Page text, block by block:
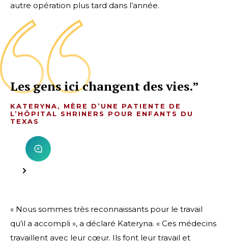
autre opération plus tard dans l’année.
Les gens ici changent des vies.
KATERYNA, MÈRE D’UNE PATIENTE DE
L’HÔPITAL SHRINERS POUR ENFANTS DU
TEXAS
« Nous sommes très reconnaissants pour le travail
qu’il a accompli », a déclaré Kateryna. « Ces médecins
travaillent avec leur cœur. Ils font leur travail et